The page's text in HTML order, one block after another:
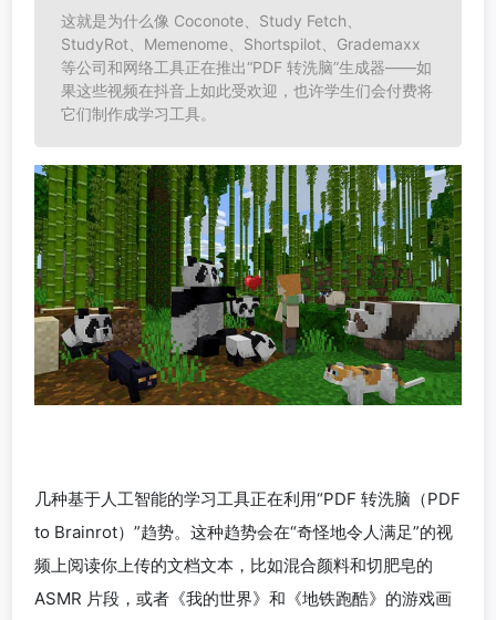
这就是为什么像 Coconote、Study Fetch、
StudyRot、Memenome、Shortspilot、Grademaxx
等公司和网络工具正在推出“PDF 转洗脑”生成器——如
果这些视频在抖音上如此受欢迎，也许学生们会付费将
它们制作成学习工具。
几种基于人工智能的学习工具正在利用“PDF 转洗脑（PDF
to Brainrot）”趋势。这种趋势会在“奇怪地令人满足”的视
频上阅读你上传的文档文本，比如混合颜料和切肥皂的
ASMR 片段，或者《我的世界》和《地铁跑酷》的游戏画